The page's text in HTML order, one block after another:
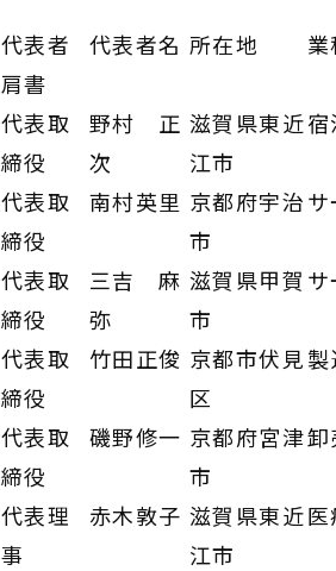
代表者
肩書
代表者名 所在地
代表取
締役
野村 正
次
滋賀県東近
江市
代表取
締役
南村英里 京都府宇治
市
代表取
締役
三吉 麻
弥
滋賀県甲賀
市
代表取
締役
竹田正俊 京都市伏見
区
代表取
締役
磯野修一 京都府宮津
市
卸
代表理
事
赤木敦子 滋賀県東近
江市